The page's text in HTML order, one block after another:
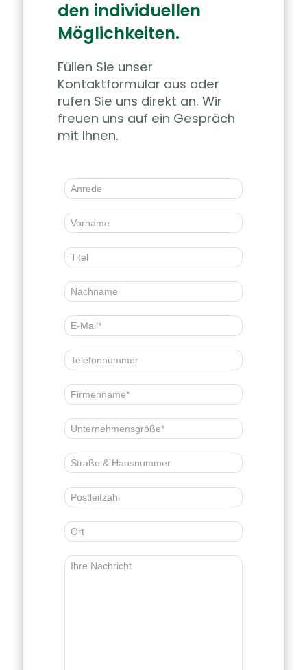
den individuellen
Möglichkeiten.
Füllen Sie unser
Kontaktformular aus oder
rufen Sie uns direkt an. Wir
freuen uns auf ein Gespräch
mit Ihnen.